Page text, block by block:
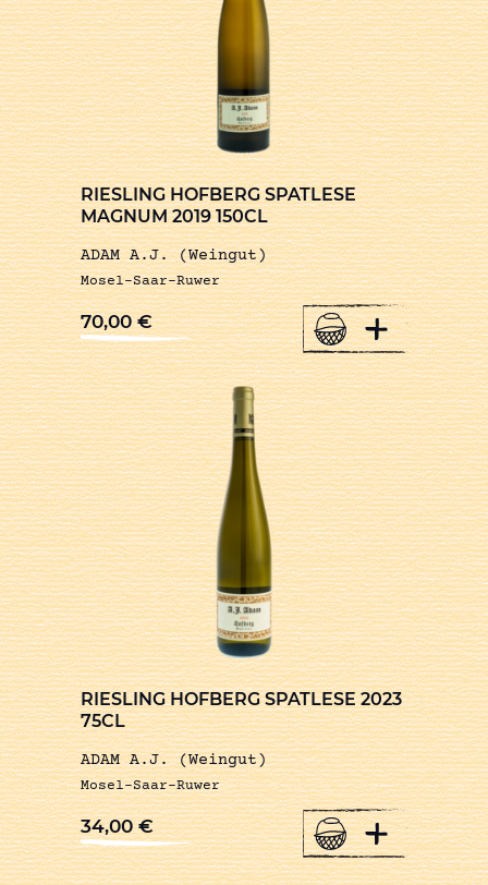
RIESLING HOFBERG SPATLESE
MAGNUM 2019 150CL
ADAM A.J. (Weingut)
Mosel-Saar-Ruwer
70,00€ +
RIESLING HOFBERG SPATLESE 2023
75CL
ADAM A.J. (Weingut)
Mosel-Saar-Ruwer
34,00€ +